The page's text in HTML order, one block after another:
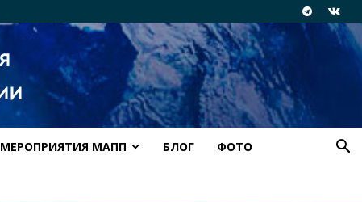
МЕРОПРИЯТИЯ МАПП БЛОГ ФОТО